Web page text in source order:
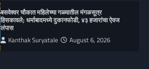
बसवेश्वर चौकात महिलेच्या गळ्यातील मंगळसूत्र
हिसकावले; धर्माबादमध्ये दुकानफोडी, ४३ हजारांचा ऐवज
लंपास
Kanthak Suryatale August 6, 2026